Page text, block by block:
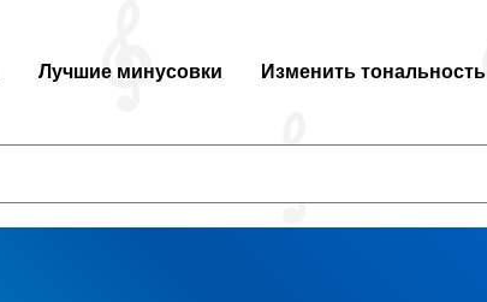
Лучшие минусовки Изменить тональность